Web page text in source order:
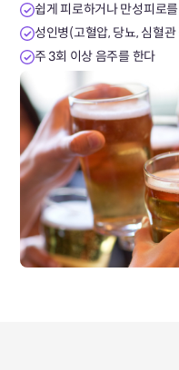
쉽게 피로하거나 만성피로
성인병(고혈압, 당뇨, 심혈
주 3회 이상 음주를 한다